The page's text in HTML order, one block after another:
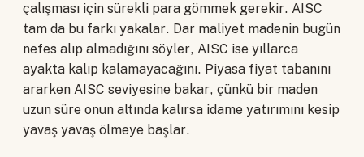
çalışması için sürekli para gömmek gerekir. AISC
tam da bu farkı yakalar. Dar maliyet madenin bugün
nefes alıp almadığını söyler, AISC ise yıllarca
ayakta kalıp kalamayacağını. Piyasa fiyat tabanını
ararken AISC seviyesine bakar, çünkü bir maden
uzun süre onun altında kalırsa idame yatırımını kesip
yavaş yavaş ölmeye başlar.